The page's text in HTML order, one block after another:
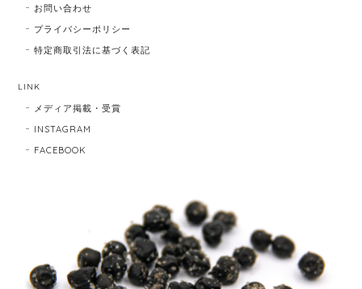
お問い合わせ
プライバシーポリシー
特定商取引法に基づく表記
LINK
メディア掲載・受賞
INSTAGRAM
FACEBOOK